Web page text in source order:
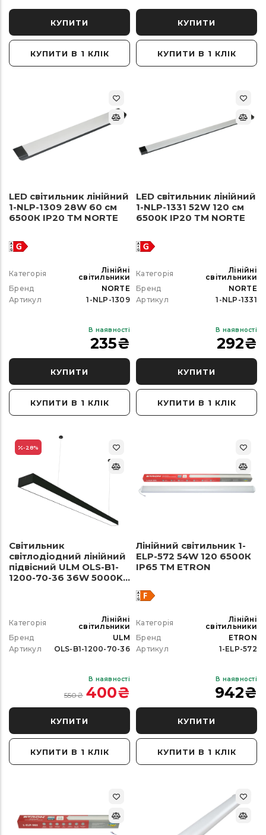
КУПИТИ
КУПИТИ В 1 КЛІК
КУПИТИ
КУПИТИ В 1 КЛІК
LED світильник лінійний
1-NLP-1309 28W 60 см
6500К ІР20 ТМ NORTE
Категорія
Лінійні
світильники
Бренд
NORTE
Артикул
1-NLP-1309
В наявності
235₴
КУПИТИ
КУПИТИ В 1 КЛІК
LED світильник лінійний
1-NLP-1331 52W 120 см
6500К ІР20 ТМ NORTE
Категорія
Лінійні
світильники
Бренд
NORTE
Артикул
1-NLP-1331
В наявності
292₴
КУПИТИ
КУПИТИ В 1 КЛІК
-28%
Світильник
світлодіодний лінійний
підвісний ULM OLS-B1-
1200-70-36 36W 5000K
Категорія
Лінійні
світильники
Бренд
ULM
Артикул
OLS-B1-1200-70-36
В наявності
550₴ 400₴
КУПИТИ
КУПИТИ В 1 КЛІК
Лінійний світильник 1-
ELP-572 54W 120 6500К
ІР65 ТМ ETRON
Категорія
Лінійні
світильники
Бренд
ETRON
Артикул
1-ELP-572
В наявності
942₴
КУПИТИ
КУПИТИ В 1 КЛІК